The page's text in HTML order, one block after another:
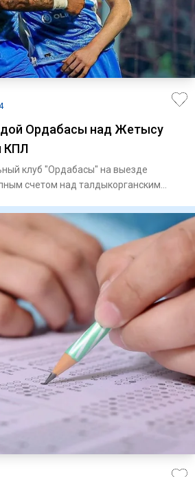
Ордабасы над Жетысу
КПЛ
клуб "Ордабасы" на выезде
счетом над талдыкорганским